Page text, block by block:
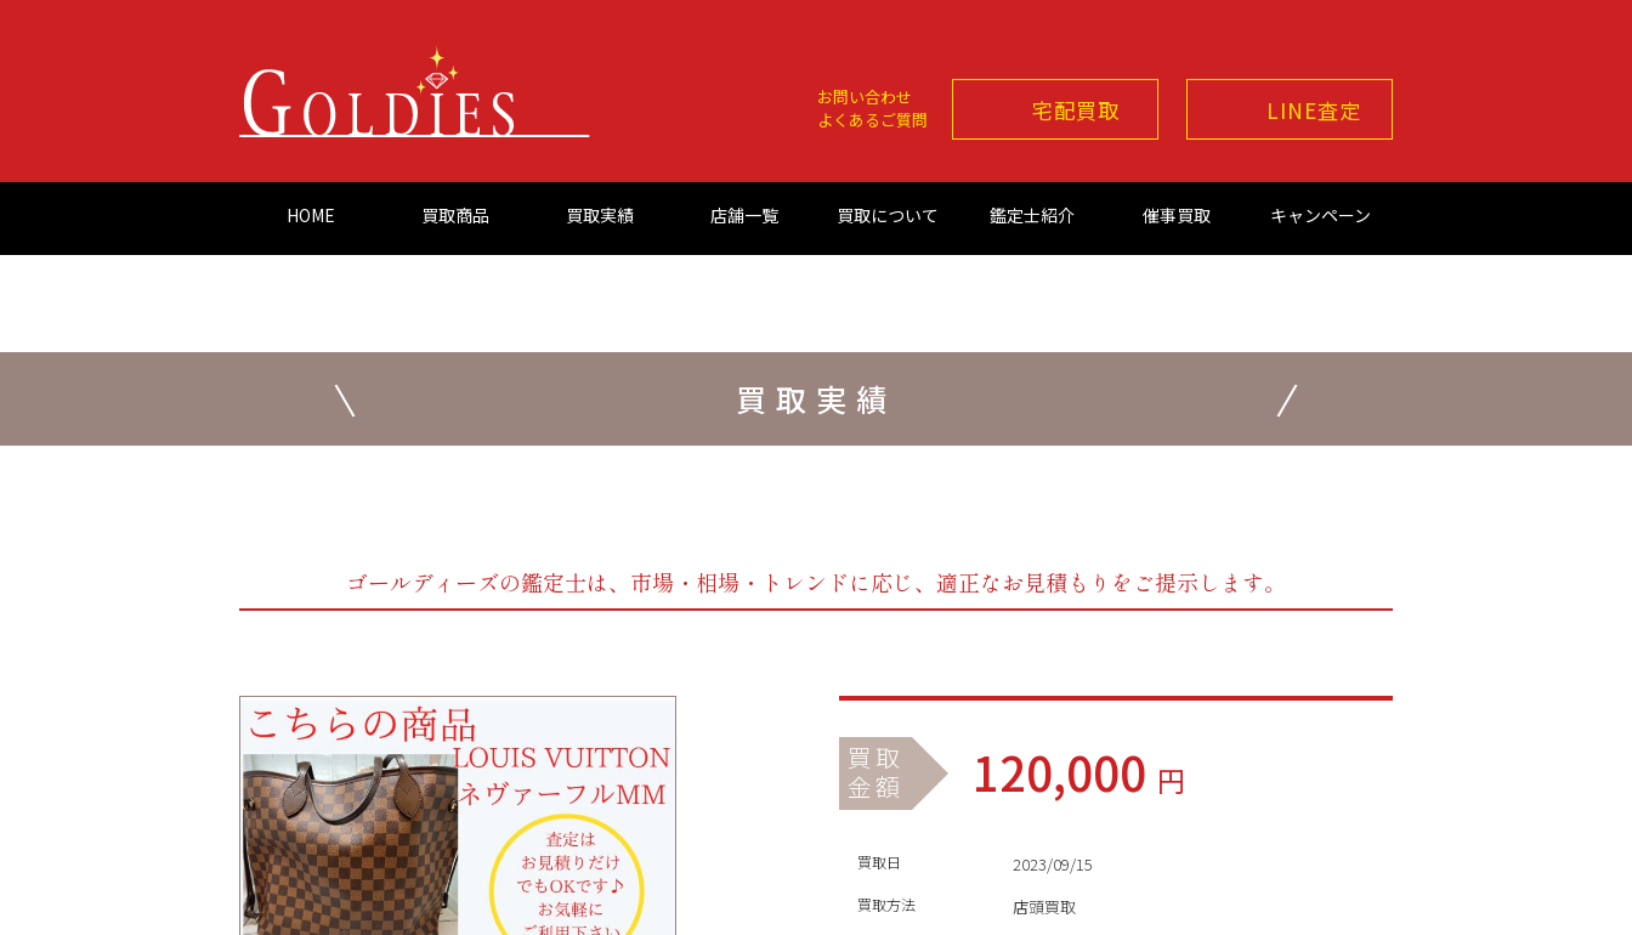
お問い合わせ
よくあるご質問
宅配買取 LINE査定
HOME 買取商品 買取実績 店舗一覧 買取について 鑑定士紹介 催事買取 キャンペーン
買取実績
ゴールディーズの鑑定士は、市場・相場・トレンドに応じ、 適正なお見積もりをご提示します。
買取
金額
120,000 円
買取日 2023/09/15
買取方法 店頭買取